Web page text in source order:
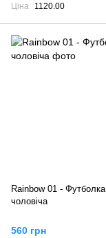
Ціна 1120.00
Rainbow 01 - Футболка
чоловіча
560 грн